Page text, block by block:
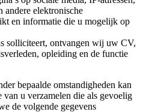
andere elektronische
en informatie die u mogelijk op
solliciteert, ontvangen wij uw CV,
opleiding en de functie
bepaalde omstandigheden kan
u verzamelen die als gevoelig
de volgende gegevens